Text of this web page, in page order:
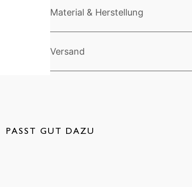
Material & Herstellung
Versand
PASST GUT DAZU